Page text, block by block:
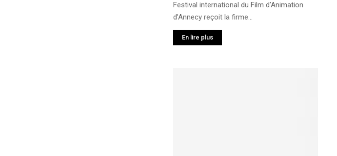
Festival international du Film d’Animation
d’Annecy reçoit la firme...
En lire plus